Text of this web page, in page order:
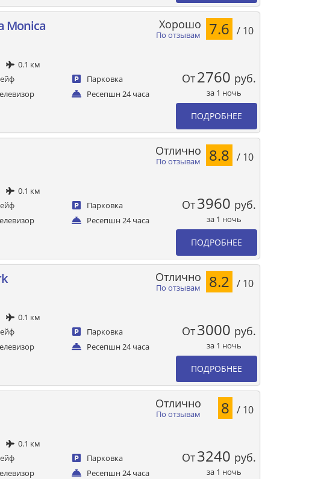
Monica
0.1 км
Парковка
Ресепшн 24 часа
По отзывам
Хорошо 7.6 / 10
От2760 руб.
за 1 ночь
ПОДРОБНЕЕ
0.1 км
Парковка
Ресепшн 24 часа
По отзывам
Отлично 8.8 / 10
От3960 руб.
за 1 ночь
ПОДРОБНЕЕ
0.1 км
Парковка
Ресепшн 24 часа
По отзывам
Отлично 8.2 / 10
От3000 руб.
за 1 ночь
ПОДРОБНЕЕ
0.1 км
Парковка
Ресепшн 24 часа
По отзывам
Отлично 8 / 10
От3240 руб.
за 1 ночь